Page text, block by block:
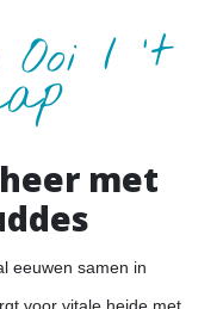
Ooi / 't
met
eeuwen samen in
voor vitale heide met